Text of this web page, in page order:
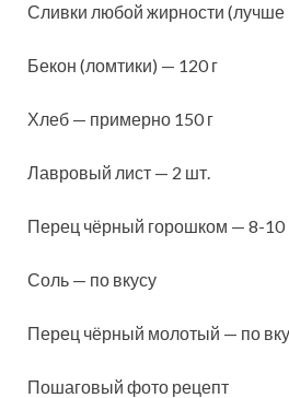
Сливки любой жирности
Бекон (ломтики) — 120 г
Хлеб — примерно 150 г
Лавровый лист — 2 шт.
Перец чёрный горошком — 8-10
Соль — по вкусу
Перец чёрный молотый — по
Пошаговый фото рецепт